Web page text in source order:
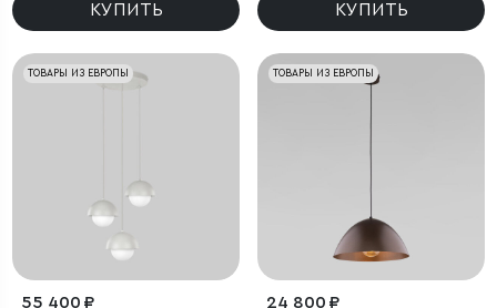
КУПИТЬ КУПИТЬ
ТОВАРЫ ИЗ ЕВРОПЫ
55 400 ₽
ТОВАРЫ ИЗ ЕВРОПЫ
24 800 ₽